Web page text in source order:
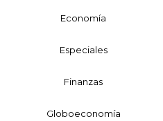
Economía
Especiales
Finanzas
Globoeconomía